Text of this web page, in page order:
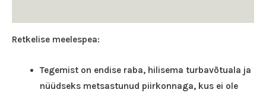
Retkelise meelespea:
Tegemist on endise raba, hilisema turbavõtuala ja
nüüdseks metsastunud piirkonnaga, kus ei ole